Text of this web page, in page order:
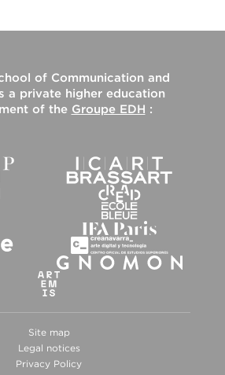
of Communication and
a private higher education
of the Groupe EDH :
Site map
Legal notices
Privacy Policy